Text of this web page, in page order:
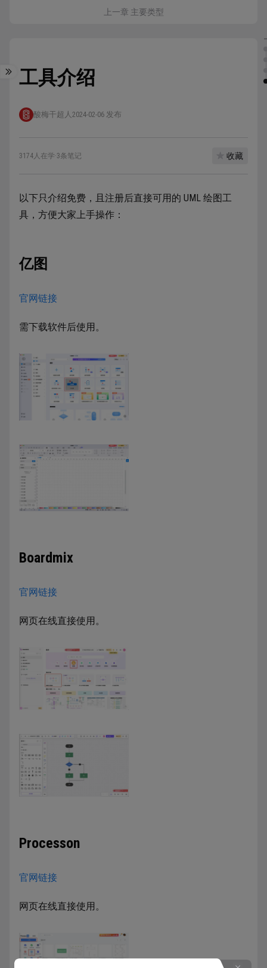
上一章 主要类型
工具介绍
酸梅干超人 2024-02-06 发布
3174人在学·3条笔记 收藏
以下只介绍免费，且注册后直接可用的 UML 绘图工
具，方便大家上手操作：
亿图
官网链接
需下载软件后使用。
Boardmix
官网链接
网页在线直接使用。
Processon
官网链接
网页在线直接使用。